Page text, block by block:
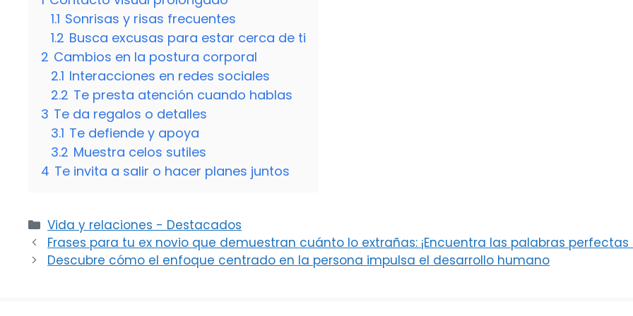
1.1 Sonrisas y risas frecuentes
1.2 Busca excusas para estar cerca de ti
2 Cambios en la postura corporal
2.1 Interacciones en redes sociales
2.2 Te presta atención cuando hablas
3 Te da regalos o detalles
3.1 Te defiende y apoya
3.2 Muestra celos sutiles
4 Te invita a salir o hacer planes juntos
Categorías
Vida y relaciones - Destacados
Frases para tu ex novio que demuestran cuánto lo extrañas: ¡Encuentra las palabras
Descubre cómo el enfoque centrado en la persona impulsa el desarrollo humano